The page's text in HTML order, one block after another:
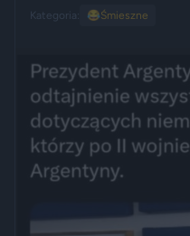
Kategoria: 😂Śmieszne